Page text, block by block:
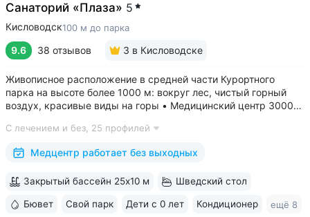
Санаторий «Плаза» 5
Кисловодск100 м до парка
9.6 38 отзывов 3 в Кисловодске
Живописное расположение в средней части Курортного
парка на высоте более 1000 м: вокруг лес, чистый горный
воздух, красивые виды на горы • Медицинский центр 3000
квалификации • Более 1000 видов диагностики и ДНК-
исследований. Есть диагностика...
С лечением и без, 25 профилей
Медцентр работает без выходных
Закрытый бассейн 25x10 м Шведский стол
Бювет Свой парк Дети с 0 лет Кондиционер ещё 8